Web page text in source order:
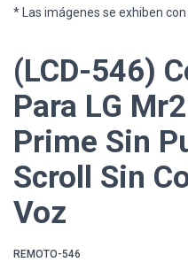
* Las imágenes se exhiben
(LCD-546)
Para LG
Prime Sin
Scroll Sin
Voz
REMOTO-546